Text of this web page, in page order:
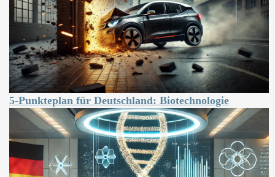
5-Punkteplan für Deutschland: Biotechnologie